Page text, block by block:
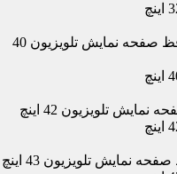
قیمت و خرید اینترنتی انواع محافظ صفحه نمایش تلویزیون 40
تلویزیون 42 اینچ
نمایش تلویزیون 43 اینچ